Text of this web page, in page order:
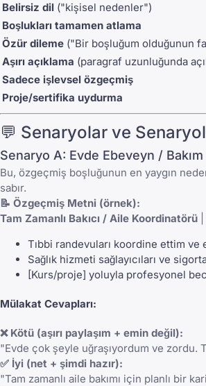
Belirsiz dil ("kişisel nedenler")
Boşlukları tamamen atlama
Özür dileme ("Bir boşluğum olduğunun
Aşırı açıklama (paragraf uzunluğunda
Sadece işlevsel özgeçmiş
Proje/sertifika uydurma
💬 Senaryolar ve
Senaryo A: Evde Ebeveyn / Bakım
Bu, özgeçmiş boşluğunun en yaygın
sabır.
📝 Özgeçmiş Metni (örnek):
Tam Zamanlı Bakıcı / Aile Koordinatörü
Tıbbi randevuları koordine ettim
Sağlık hizmeti sağlayıcıları ve
[Kurs/proje] yoluyla profesyonel
Mülakat Cevapları:
❌ Kötü (aşırı paylaşım + emin değil):
"Evde çok şeyle uğraşıyordum ve zordu.
✅ İyi (net + şimdi hazır):
"Tam zamanlı aile bakımı için planlı bir